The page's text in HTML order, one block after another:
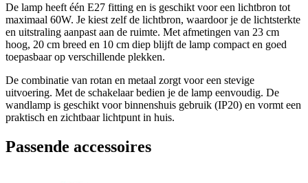
De lamp heeft één E27 fitting en is geschikt voor een lichtbron tot
maximaal 60W. Je kiest zelf de lichtbron, waardoor je de lichtsterkte
en uitstraling aanpast aan de ruimte. Met afmetingen van 23 cm
hoog, 20 cm breed en 10 cm diep blijft de lamp compact en goed
toepasbaar op verschillende plekken.
De combinatie van rotan en metaal zorgt voor een stevige
uitvoering. Met de schakelaar bedien je de lamp eenvoudig. De
wandlamp is geschikt voor binnenshuis gebruik (IP20) en vormt een
praktisch en zichtbaar lichtpunt in huis.
Passende accessoires